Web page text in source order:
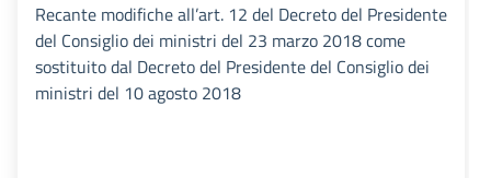
Recante modifiche all’art. 12 del Decreto del Presidente
del Consiglio dei ministri del 23 marzo 2018 come
sostituito dal Decreto del Presidente del Consiglio dei
ministri del 10 agosto 2018